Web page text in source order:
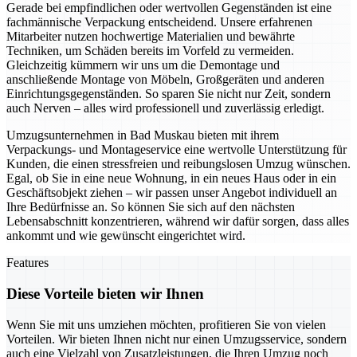
Gerade bei empfindlichen oder wertvollen Gegenständen ist eine
fachmännische Verpackung entscheidend. Unsere erfahrenen
Mitarbeiter nutzen hochwertige Materialien und bewährte
Techniken, um Schäden bereits im Vorfeld zu vermeiden.
Gleichzeitig kümmern wir uns um die Demontage und
anschließende Montage von Möbeln, Großgeräten und anderen
Einrichtungsgegenständen. So sparen Sie nicht nur Zeit, sondern
auch Nerven – alles wird professionell und zuverlässig erledigt.
Umzugsunternehmen in Bad Muskau bieten mit ihrem
Verpackungs- und Montageservice eine wertvolle Unterstützung für
Kunden, die einen stressfreien und reibungslosen Umzug wünschen.
Egal, ob Sie in eine neue Wohnung, in ein neues Haus oder in ein
Geschäftsobjekt ziehen – wir passen unser Angebot individuell an
Ihre Bedürfnisse an. So können Sie sich auf den nächsten
Lebensabschnitt konzentrieren, während wir dafür sorgen, dass alles
ankommt und wie gewünscht eingerichtet wird.
Features
Diese Vorteile bieten wir Ihnen
Wenn Sie mit uns umziehen möchten, profitieren Sie von vielen
Vorteilen. Wir bieten Ihnen nicht nur einen Umzugsservice, sondern
auch eine Vielzahl von Zusatzleistungen, die Ihren Umzug noch